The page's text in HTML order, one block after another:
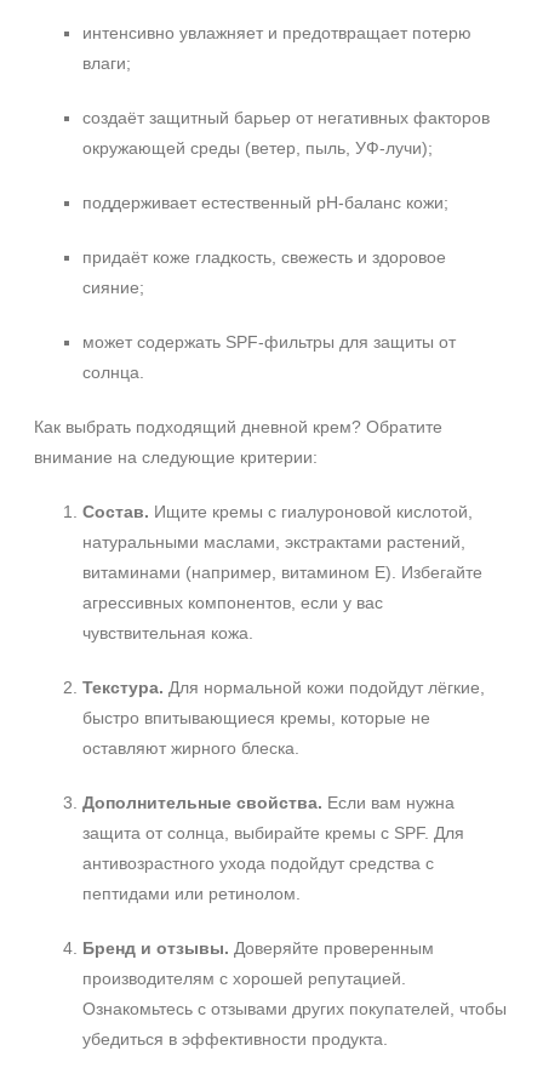
Показать еще
1 шт
Ингредиенты
DMAE
EGF
Время применения
Показать еще
Процедура
Демакияж
Пилинг
Показать еще
Уровень SPF защиты
интенсивно увлажняет и предотвращает потерю
влаги;
создаёт защитный барьер от негативных факторов
окружающей среды (ветер, пыль, УФ‑лучи);
поддерживает естественный pH‑баланс кожи;
придаёт коже гладкость, свежесть и здоровое
сияние;
может содержать SPF‑фильтры для защиты от
солнца.
Как выбрать подходящий дневной крем? Обратите
внимание на следующие критерии:
Состав. Ищите кремы с гиалуроновой кислотой,
натуральными маслами, экстрактами растений,
витаминами (например, витамином Е). Избегайте
агрессивных компонентов, если у вас
чувствительная кожа.
Текстура. Для нормальной кожи подойдут лёгкие,
быстро впитывающиеся кремы, которые не
оставляют жирного блеска.
Дополнительные свойства. Если вам нужна
защита от солнца, выбирайте кремы с SPF. Для
антивозрастного ухода подойдут средства с
пептидами или ретинолом.
Бренд и отзывы. Доверяйте проверенным
производителям с хорошей репутацией.
Ознакомьтесь с отзывами других покупателей, чтобы
убедиться в эффективности продукта.
Не показывать предложение о консультации
+7 (495) 640-58-89